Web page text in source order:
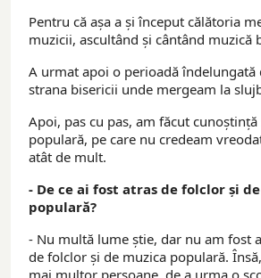
Pentru că așa a și început călătoria
muzicii, ascultând și cântând muzică
A urmat apoi o perioadă îndelungată
strana bisericii unde mergeam la
Apoi, pas cu pas, am făcut
populară, pe care nu credeam
atât de mult.
- De ce ai fost atras de folclor și
populară?
- Nu multă lume știe, dar nu am fost
de folclor și de muzica populară.